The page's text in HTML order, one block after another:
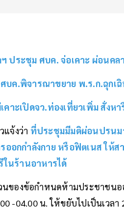
ประชุม ศบค. จ่อเคาะ ผ่อนคล
บค.พิจารณาขยาย พ.ร.ก.ฉุกเฉิ
คาะเปิดจว.ท่องเที่ยวเพิ่ม สั่ง
แจ้งว่า ที่ประชุมมีมติผ่อนปรนม
ออกกำลังกาย หรือฟิตเนส ให้
ในร้านอาหารได้
ของข้อกำหนดห้ามประชาชนอ
-04.00 น. ให้ขยับไปเป็นเวลา